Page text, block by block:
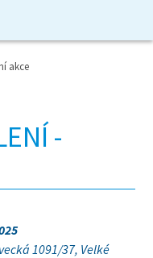
akce
-
1091/37, Velké